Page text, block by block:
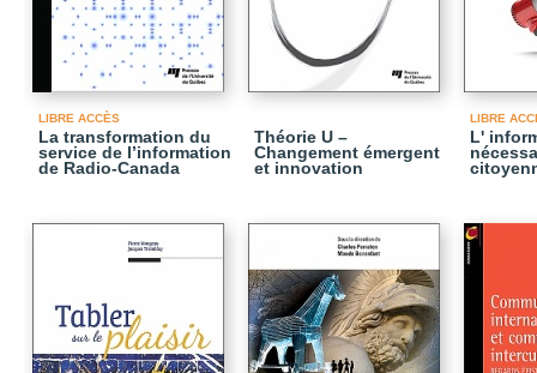
LIBRE ACCÈS
La transformation du
service de l’information
de Radio-Canada
Théorie U –
Changement émergent
et innovation
LIBRE
L'